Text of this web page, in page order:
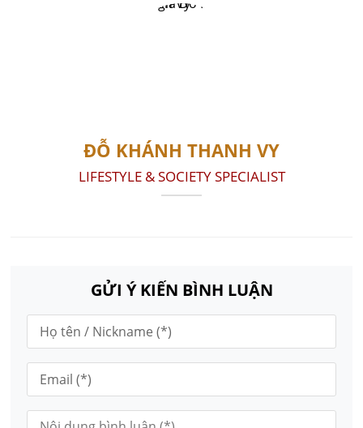
ĐỖ KHÁNH THANH VY
LIFESTYLE & SOCIETY SPECIALIST
GỬI Ý KIẾN BÌNH LUẬN